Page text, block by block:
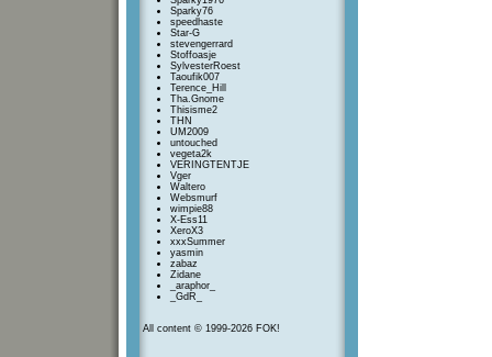
Sparky76
speedhaste
Star-G
stevengerrard
Stoffoasje
SylvesterRoest
Taoufik007
Terence_Hill
Tha.Gnome
Thisisme2
THN
UM2009
untouched
vegeta2k
VERINGTENTJE
Vger
Waltero
Websmurf
wimpie88
X-Ess11
XeroX3
xxxSummer
yasmin
zabaz
Zidane
_araphor_
_GdR_
All content © 1999-2026 FOK!